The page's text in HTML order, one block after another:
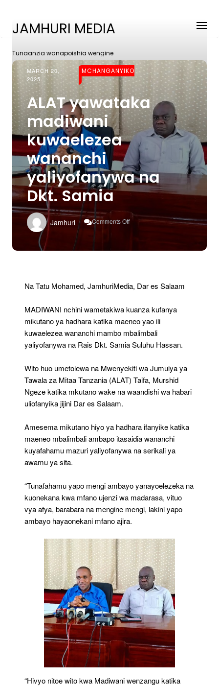
JAMHURI MEDIA
Tunaanzia wanapoishia wengine
MARCH 20,
2025
MCHANGANYIKO
ALAT yawataka
madiwani
kuwaelezea
wananchi
yaliyofanywa na
Dkt. Samia
Jamhuri Comments Off
On
ALAT
Dkt.
Na Tatu Mohamed, JamhuriMedia, Dar es Salaam
MADIWANI nchini wametakiwa kuanza kufanya
mikutano ya hadhara katika maeneo yao ili
kuwaelezea wananchi mambo mbalimbali
yaliyofanywa na Rais Dkt. Samia Suluhu Hassan.
Wito huo umetolewa na Mwenyekiti wa Jumuiya ya
Tawala za Mitaa Tanzania (ALAT) Taifa, Murshid
Ngeze katika mkutano wake na waandishi wa habari
uliofanyika jijini Dar es Salaam.
Amesema mikutano hiyo ya hadhara ifanyike katika
maeneo mbalimbali ambapo itasaidia wananchi
kuyafahamu mazuri yaliyofanywa na serikali ya
awamu ya sita.
“Tunafahamu yapo mengi ambayo yanayoelezeka na
kuonekana kwa mfano ujenzi wa madarasa, vituo
vya afya, barabara na mengine mengi, lakini yapo
ambayo hayaonekani mfano ajira.
“Hivyo nitoe wito kwa Madiwani wenzangu katika